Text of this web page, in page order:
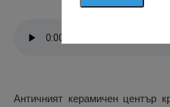
Античният керамичен център